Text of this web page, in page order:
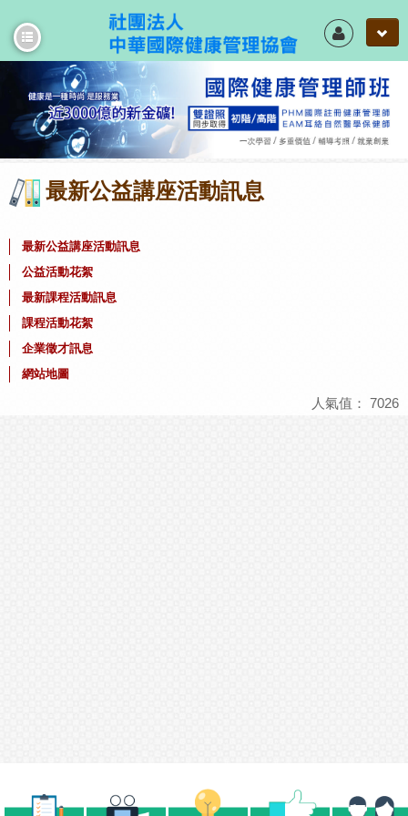
Ai 健康管理預測系統
中醫養生照護
居家照護的家庭急救箱
最新公益講座活動訊息
最新公益講座活動訊息
公益活動花絮
最新課程活動訊息
課程活動花絮
企業徵才訊息
網站地圖
人氣值： 7026